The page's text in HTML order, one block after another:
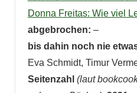
Donna Freitas: Wie viel
abgebrochen: –
bis dahin noch nie
Eva Schmidt, Timur
Seitenzahl (laut